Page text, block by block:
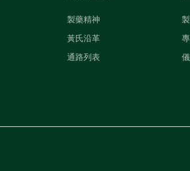
製藥精神
黃氏沿革
通路列表